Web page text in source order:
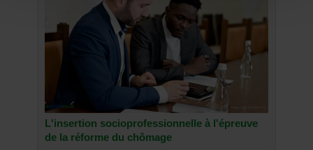
L'insertion socioprofessionnelle à l'épreuve
de la réforme du chômage